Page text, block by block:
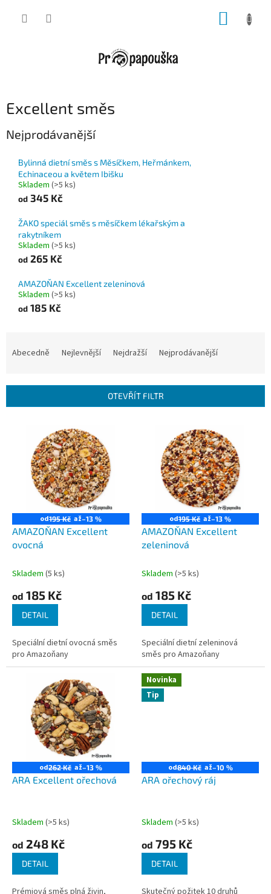
Excellent směs
Nejprodávanější
Bylinná dietní směs s Měsíčkem, Heřmánkem,
Echinaceou a květem Ibišku
Skladem (>5 ks)
od 345 Kč
ŽAKO speciál směs s měsíčkem lékařským a
rakytníkem
Skladem (>5 ks)
od 265 Kč
AMAZOŇAN Excellent zeleninová
Skladem (>5 ks)
od 185 Kč
í
Abecedně Nejlevnější Nejdražší Nejprodávanější
OTEVŘÍT FILTR
od195 Kč až–13 %
AMAZOŇAN Excellent
ovocná
Skladem (5 ks)
od 185 Kč
DETAIL
Speciální dietní ovocná směs
pro Amazoňany
od195 Kč až–13 %
AMAZOŇAN Excellent
zeleninová
Skladem (>5 ks)
od 185 Kč
DETAIL
Speciální dietní zeleninová
směs pro Amazoňany
od262 Kč až–13 %
ARA Excellent ořechová
Skladem (>5 ks)
od 248 Kč
DETAIL
Novinka
Tip
od840 Kč až–10 %
ARA ořechový ráj
Skladem (>5 ks)
od 795 Kč
DETAIL